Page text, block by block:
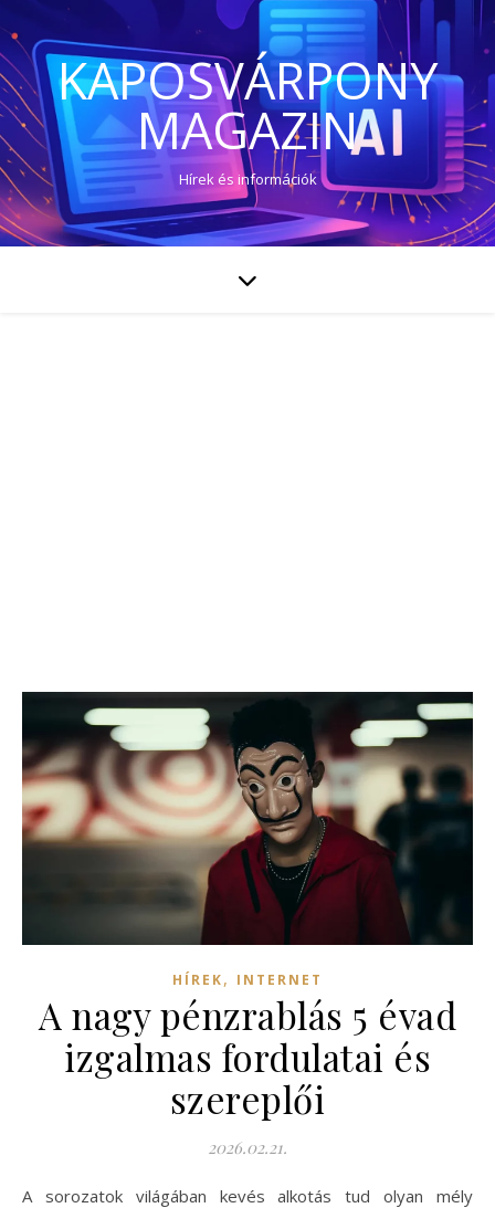
KAPOSVÁRPONY
MAGAZIN
Hírek és információk
HÍREK, INTERNET
A nagy pénzrablás 5 évad
izgalmas fordulatai és
szereplői
2026.02.21.
A sorozatok világában kevés alkotás tud olyan mély